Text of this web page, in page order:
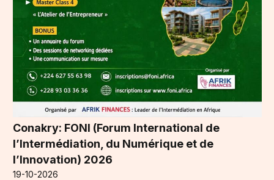
Conakry: FONI (Forum International de
l’Intermédiation, du Numérique et de
l’Innovation) 2026
19-10-2026